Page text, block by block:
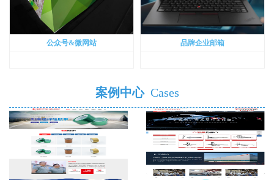
公众号&微网站 品牌企业邮箱
案例中心 Cases